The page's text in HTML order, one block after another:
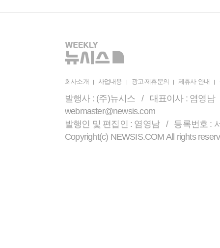
회사소개 사업내용 광고·제휴문의 제휴사 안내
발행사 : (주)뉴시스 / 대표이사 : 염영
webmaster@newsis.com
발행인 및 편집인 : 염영남 / 등록번호 :
Copyright(c) NEWSIS.COM All rights